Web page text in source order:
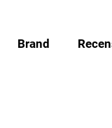
Brand